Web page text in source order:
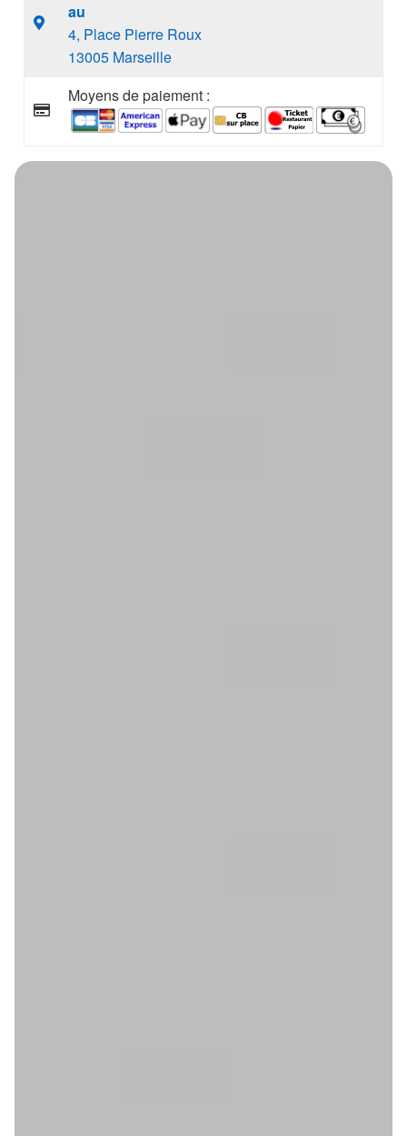
au
4, Place Pierre Roux
13005 Marseille
Moyens de paiement :